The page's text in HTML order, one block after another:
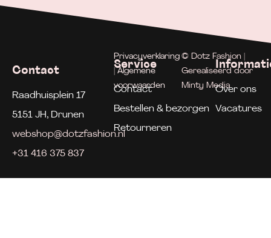
Contact
Raadhuisplein 17
5151 JH, Drunen
webshop@dotzfashion.nl
+31 416 375 837
Service
Contact
Bestellen & bezorgen
Retourneren
Over ons
Vacatures
Privacyverklaring
| Algemene
voorwaarden
© Dotz Fashion |
Gerealiseerd door
Minty Media